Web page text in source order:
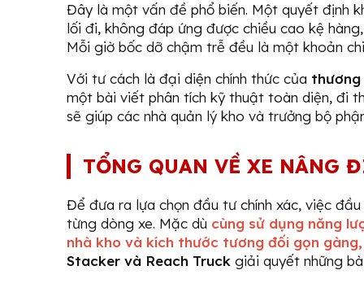
Đây là một vấn đề phổ biến. Một quyết định
lối đi, không đáp ứng được chiều cao kệ
Mỗi giờ bốc dỡ chậm trễ đều là một khoản
Với tư cách là đại diện chính thức của thương
một bài viết phân tích kỹ thuật toàn diện, đi
sẽ giúp các nhà quản lý kho và trưởng bộ
TỔNG QUAN VỀ XE NÂNG
Để đưa ra lựa chọn đầu tư chính xác, việc
từng dòng xe. Mặc dù cùng sử dụng năng
nhà kho và kích thước tương đối gọn
Stacker và Reach Truck giải quyết những